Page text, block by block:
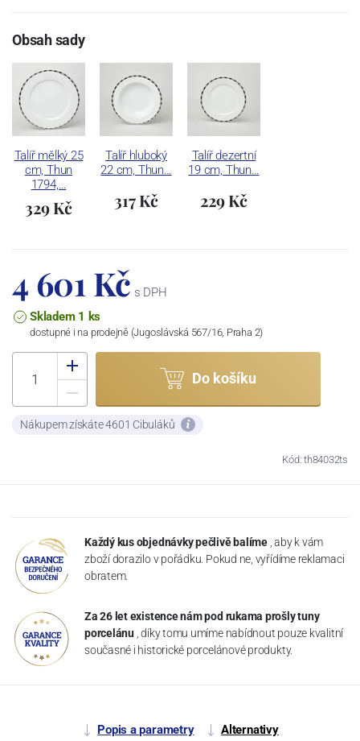
Obsah sady
Talíř mělký 25
cm, Thun
1794,…
329 Kč
Talíř hluboký
22 cm, Thun…
317 Kč
Talíř dezertní
19 cm, Thun…
229 Kč
4 601 Kč s DPH
Skladem 1 ks
dostupné i na prodejně (Jugoslávská 567/16, Praha 2)
Do košíku
Nákupem získáte 4601 Cibuláků
Kód: th84032ts
Každý kus objednávky pečlivě balíme , aby k vám
zboží dorazilo v pořádku. Pokud ne, vyřídíme reklamaci
obratem.
Za 26 let existence nám pod rukama prošly tuny
porcelánu , díky tomu umíme nabídnout pouze kvalitní
současné i historické porcelánové produkty.
Popis a parametry Alternativy